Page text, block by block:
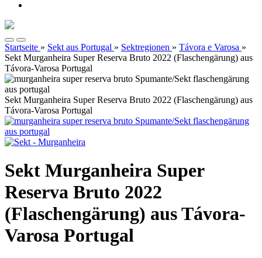
Startseite » Sekt aus Portugal » Sektregionen » Távora e Varosa »
Sekt Murganheira Super Reserva Bruto 2022 (Flaschengärung) aus
Távora-Varosa Portugal
Sekt Murganheira Super Reserva Bruto 2022 (Flaschengärung) aus
Távora-Varosa Portugal
Sekt Murganheira Super
Reserva Bruto 2022
(Flaschengärung) aus Távora-
Varosa Portugal